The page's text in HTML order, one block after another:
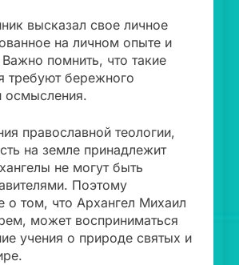
высказал свое личное
на личном опыте и
помнить, что такие
требуют бережного
осмысления.
православной теологии,
на земле принадлежит
не могут быть
Поэтому
о том, что Архангел Михаил
может восприниматься
учения о природе святых и